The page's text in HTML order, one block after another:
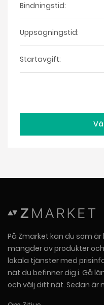
Bindningstid:
Uppsägningstid:
Startavgift:
På Zmarket kan du som
mängder av produkter
lokala tjänster med
nät du befinner dig i. Gå
och välj ditt nät. Sedan är